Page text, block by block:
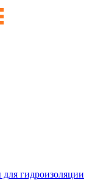
гидроизоляции